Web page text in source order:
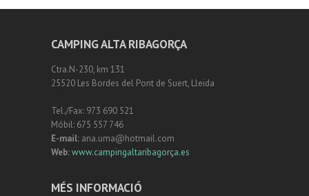
CAMPING ALTA RIBAGORÇA
Ctra.N-230, km 131
25520 Les Bordes del Pont de Suert, Lleida
Tel./Fax: 973 690 521
Móbil: 675 557 746
E-mail: ana.uma@hotmail.com
Web:www.campingaltaribagorça.es
MÉS INFORMACIÓ